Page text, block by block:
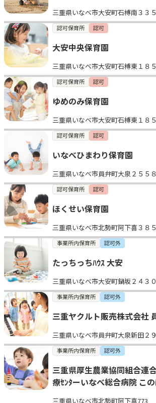
三重県いなべ市大安町石榑南３３５
認可保育所 認可
大安中央保育園
三重県いなべ市大安町石榑東１８
認可保育所 認可
ゆめのみ保育園
三重県いなべ市大安町石榑東１８
認可保育所 認可
いなべひまわり保育園
三重県いなべ市員弁町大泉２５５８
認可保育所 認可
ほくせい保育園
三重県いなべ市北勢町阿下喜３８
事業所内保育所 認可外
たっちっちﾊｳｽ 大安
三重県いなべ市大安町鍋坂２４３
事業所内保育所 認可外
三重ヤクルト販売株式会社
三重県いなべ市員弁町大泉新田２
事業所内保育所 認可外
三重県厚生農業協同組合連
療ｾﾝﾀーいなべ総合病院 こ
三重県いなべ市北勢町阿下喜773